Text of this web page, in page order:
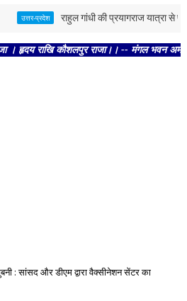
उत्तर-प्रदेश राहुल गांधी की प्रयागराज यात्रा से पहले
राखि कौशलपुर राजा।। -- मंगल भवन अमंगल
: सांसद और डीएम द्वारा वैक्सीनेशन सेंटर का